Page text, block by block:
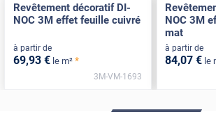
Revêtement décoratif DI-
NOC 3M effet feuille cuivré
à partir de
69,93 € le m² *
3M-VM-1693
NOC 3M
mat
à partir de
84,07 € le